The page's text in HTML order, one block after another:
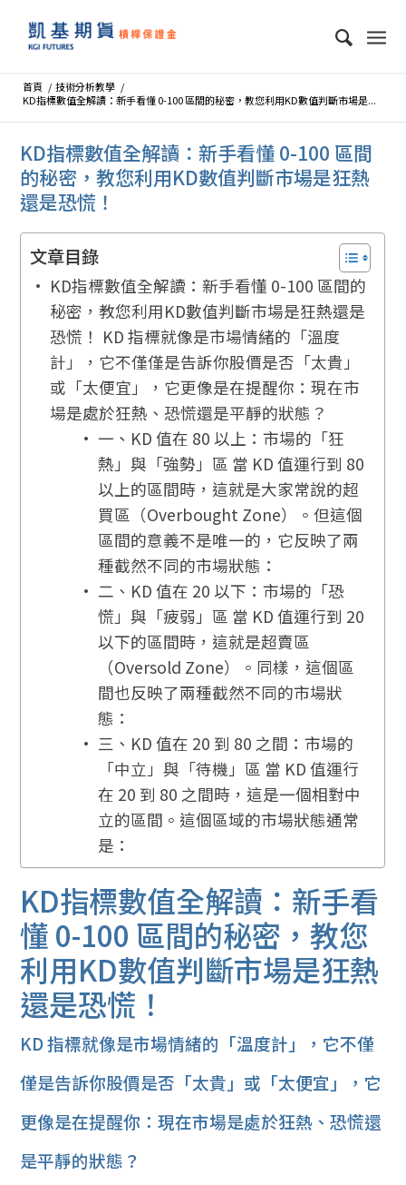
首頁 / 技術分析教學 /
KD指標數值全解讀：新手看懂 0-100 區間的秘密，教您利用KD數值判斷市場是...
KD指標數值全解讀：新手看懂 0-100 區間
的秘密，教您利用KD數值判斷市場是狂熱
還是恐慌！
文章目錄
KD指標數值全解讀：新手看懂 0-100 區間的
秘密，教您利用KD數值判斷市場是狂熱還是
恐慌！ KD 指標就像是市場情緒的「溫度
計」，它不僅僅是告訴你股價是否「太貴」
或「太便宜」，它更像是在提醒你：現在市
場是處於狂熱、恐慌還是平靜的狀態？
一、KD 值在 80 以上：市場的「狂
熱」與「強勢」區 當 KD 值運行到 80
以上的區間時，這就是大家常說的超
買區（Overbought Zone）。但這個
區間的意義不是唯一的，它反映了兩
種截然不同的市場狀態：
二、KD 值在 20 以下：市場的「恐
慌」與「疲弱」區 當 KD 值運行到 20
以下的區間時，這就是超賣區
（Oversold Zone）。同樣，這個區
間也反映了兩種截然不同的市場狀
態：
三、KD 值在 20 到 80 之間：市場的
「中立」與「待機」區 當 KD 值運行
在 20 到 80 之間時，這是一個相對中
立的區間。這個區域的市場狀態通常
是：
KD指標數值全解讀：新手看
懂 0-100 區間的秘密，教您
利用KD數值判斷市場是狂熱
還是恐慌！
KD 指標就像是市場情緒的「溫度計」，它不僅
僅是告訴你股價是否「太貴」或「太便宜」，它
更像是在提醒你：現在市場是處於狂熱、恐慌還
是平靜的狀態？